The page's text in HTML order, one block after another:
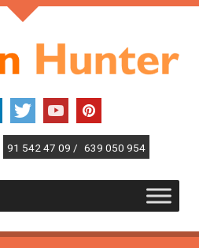
91 542 47 09 / 639 050 954